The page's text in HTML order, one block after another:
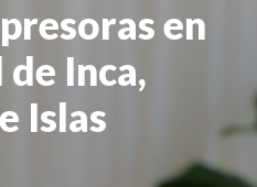
en
Inca,
Islas